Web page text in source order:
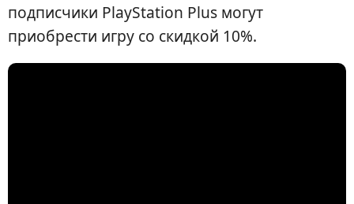
подписчики PlayStation Plus могут
приобрести игру со скидкой 10%.